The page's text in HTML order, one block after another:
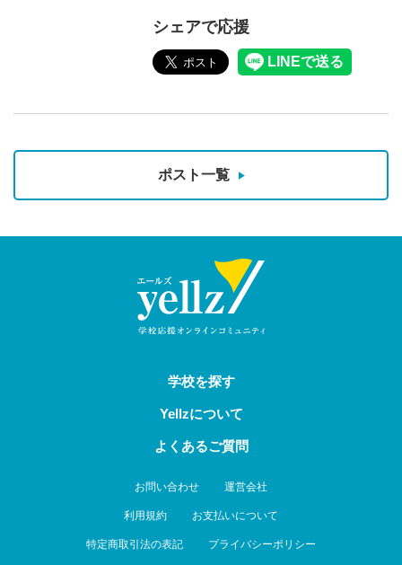
シェアで応援
ポスト一覧
学校を探す
Yellzについて
よくあるご質問
お問い合わせ 運営会社
利用規約 お支払いについて
特定商取引法の表記 プライバシーポリシー